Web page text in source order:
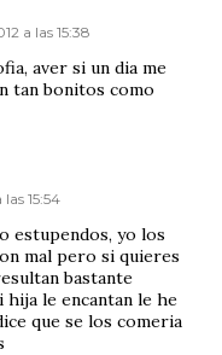
a las 15:38
aver si un dia me
tan bonitos como
15:54
estupendos, yo los
mal pero si quieres
bastante
hija le encantan le he
que se los comeria